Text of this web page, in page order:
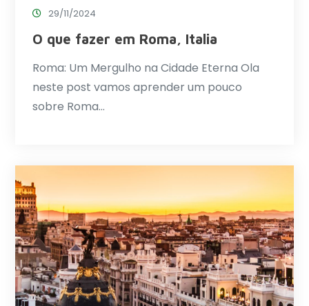
29/11/2024
O que fazer em Roma, Italia
Roma: Um Mergulho na Cidade Eterna Ola
neste post vamos aprender um pouco
sobre Roma…